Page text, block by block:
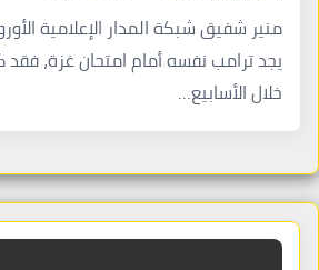
منير شفيق شبكة المدار الإعلامية
يجد ترامب نفسه أمام امتحان غزة،
خلال الأسابيع…